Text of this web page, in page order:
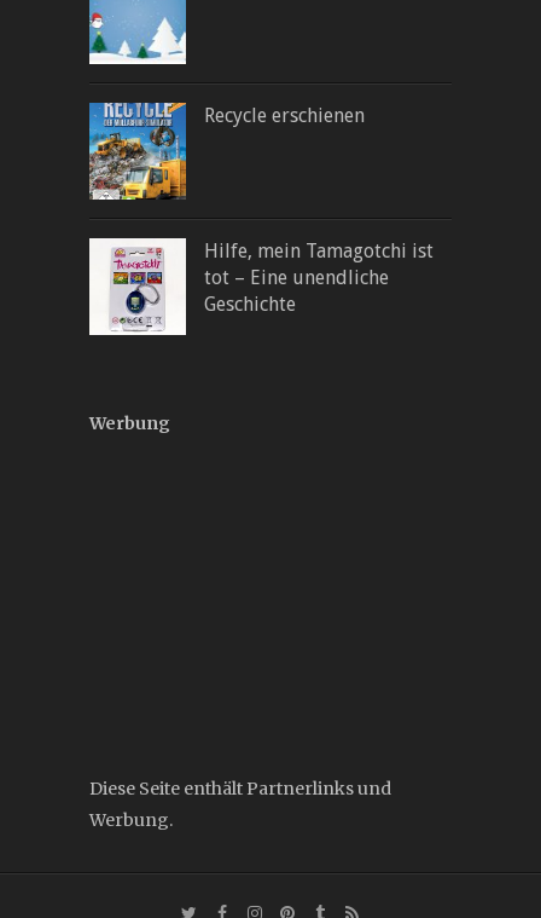
Recycle erschienen
Hilfe, mein Tamagotchi ist
tot – Eine unendliche
Geschichte
Werbung
Diese Seite enthält Partnerlinks und
Werbung.